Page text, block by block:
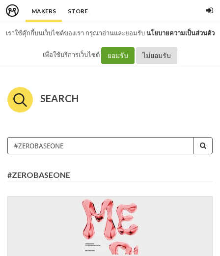
MAKERS STORE
เราใช้คุ๊กกี้บนเว็บไซต์ของเรา กรุณาอ่านและยอมรับนโยบายความเป็นส่วนตัว
เพื่อใช้บริการเว็บไซต์ ยอมรับ ไม่ยอมรับ
SEARCH
#ZEROBASEONE